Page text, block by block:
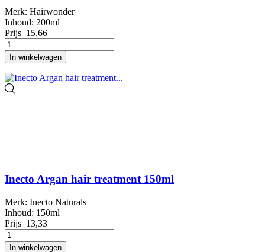
Merk: Hairwonder
Inhoud: 200ml
Prijs 15,66
In winkelwagen
Inecto Argan hair treatment 150ml
Merk: Inecto Naturals
Inhoud: 150ml
Prijs 13,33
In winkelwagen